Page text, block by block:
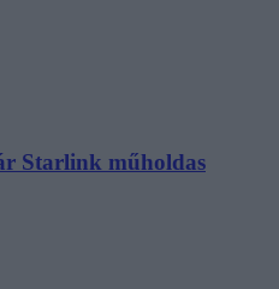
Starlink műholdas